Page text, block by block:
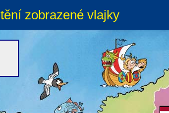
zobrazené vlajky